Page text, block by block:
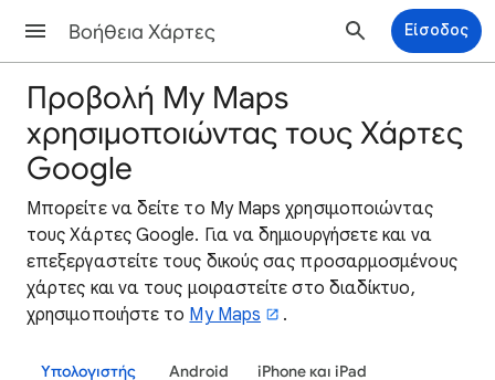
Βοήθεια Χάρτες Είσοδος
Προβολή My Maps
χρησιμοποιώντας τους Χάρτες
Google
Μπορείτε να δείτε το My Maps χρησιμοποιώντας
τους Χάρτες Google. Για να δημιουργήσετε και να
επεξεργαστείτε τους δικούς σας προσαρμοσμένους
χάρτες και να τους μοιραστείτε στο διαδίκτυο,
χρησιμοποιήστε το My Maps .
Υπολογιστής Android iPhone και iPad